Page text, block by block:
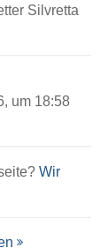
Silvretta
um 18:58
Wir